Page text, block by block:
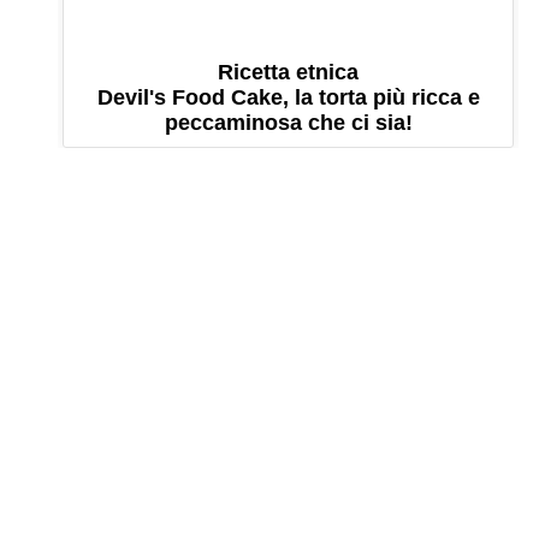
Ricetta etnica
Devil's Food Cake, la torta più ricca e
peccaminosa che ci sia!